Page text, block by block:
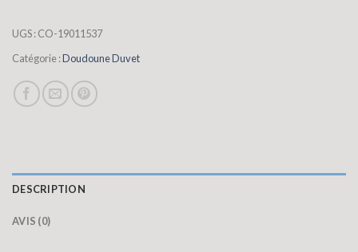
UGS :CO-19011537
Catégorie :Doudoune Duvet
DESCRIPTION
AVIS (0)